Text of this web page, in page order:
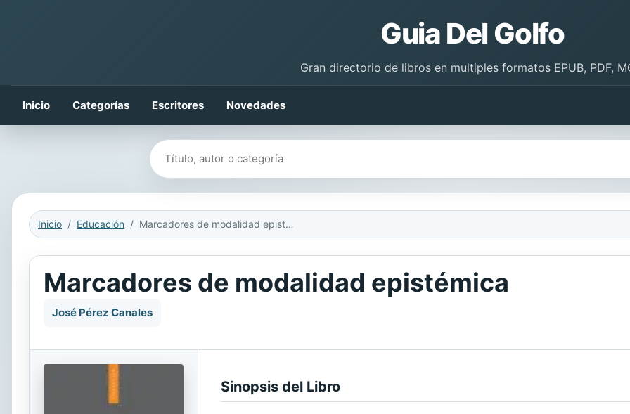
Guia Del Golfo
Gran directorio de libros en multiples formatos EPUB, PDF,
Inicio Categorías Escritores Novedades
Buscar libros
Inicio Educación Marcadores de modalidad epistémica
Marcadores de modalidad epistémica
José Pérez Canales
Sinopsis del Libro